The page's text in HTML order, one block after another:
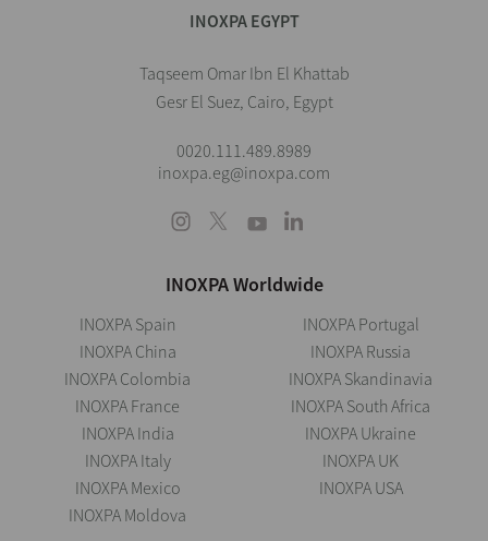
INOXPA EGYPT
Taqseem Omar Ibn El Khattab
Gesr El Suez, Cairo, Egypt
0020.111.489.8989
inoxpa.eg@inoxpa.com
INOXPA Worldwide
INOXPA Spain
INOXPA China
INOXPA Colombia
INOXPA France
INOXPA India
INOXPA Italy
INOXPA Mexico
INOXPA Moldova
INOXPA Portugal
INOXPA Russia
INOXPA Skandinavia
INOXPA South Africa
INOXPA Ukraine
INOXPA UK
INOXPA USA